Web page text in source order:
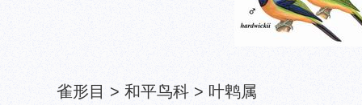
雀形目 > 和平鸟科 > 叶鹎属